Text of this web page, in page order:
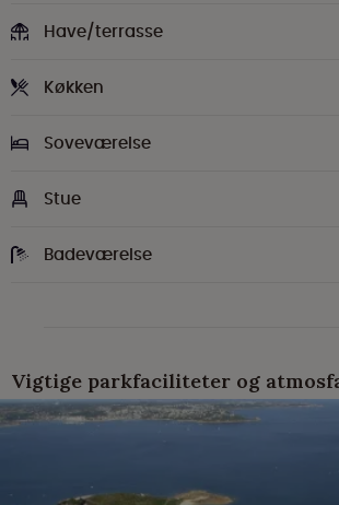
Have/terrasse
Køkken
Soveværelse
Stue
Badeværelse
Vigtige parkfaciliteter og